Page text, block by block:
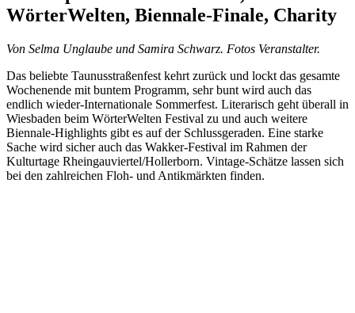
WörterWelten, Biennale-Finale, Charity
Von Selma Unglaube und Samira Schwarz. Fotos Veranstalter.
Das beliebte Taunusstraßenfest kehrt zurück und lockt das gesamte
Wochenende mit buntem Programm, sehr bunt wird auch das
endlich wieder-Internationale Sommerfest. Literarisch geht überall in
Wiesbaden beim WörterWelten Festival zu und auch weitere
Biennale-Highlights gibt es auf der Schlussgeraden. Eine starke
Sache wird sicher auch das Wakker-Festival im Rahmen der
Kulturtage Rheingauviertel/Hollerborn. Vintage-Schätze lassen sich
bei den zahlreichen Floh- und Antikmärkten finden.